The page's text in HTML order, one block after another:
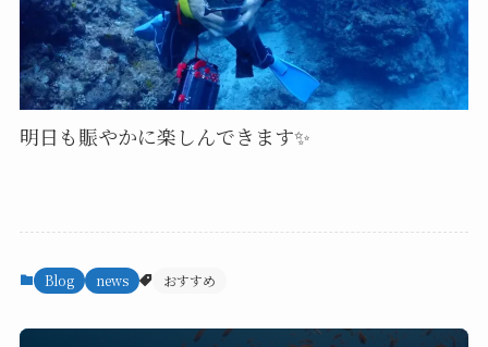
明日も賑やかに楽しんできます✨️
Blog news おすすめ